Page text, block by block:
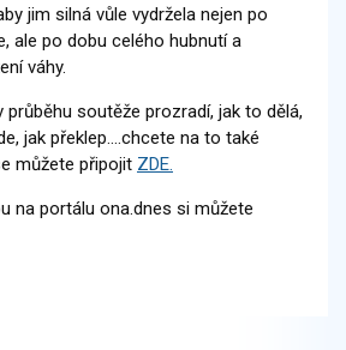
jim silná vůle vydržela nejen po
ale po dobu celého hubnutí a
váhy.
průběhu soutěže prozradí, jak to dělá,
jak překlep....chcete na to také
můžete připojit ZDE.
na portálu ona.dnes si můžete